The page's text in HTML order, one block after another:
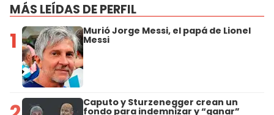
MÁS LEÍDAS DE PERFIL
1 Murió Jorge Messi, el papá de Lionel
Messi
Caputo y Sturzenegger crean un
fondo para indemnizar y “ganar”